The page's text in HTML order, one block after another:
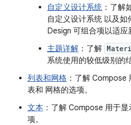
自定义设计系统 ：了解
自定义设计系统 以及
Design 可组合项以适应
主题详解 ：了解
系统使用的较低级别的
列表和网格 ：了解 Compose
表和 网格的选项。
文本 ：了解 Compose 用于
项。